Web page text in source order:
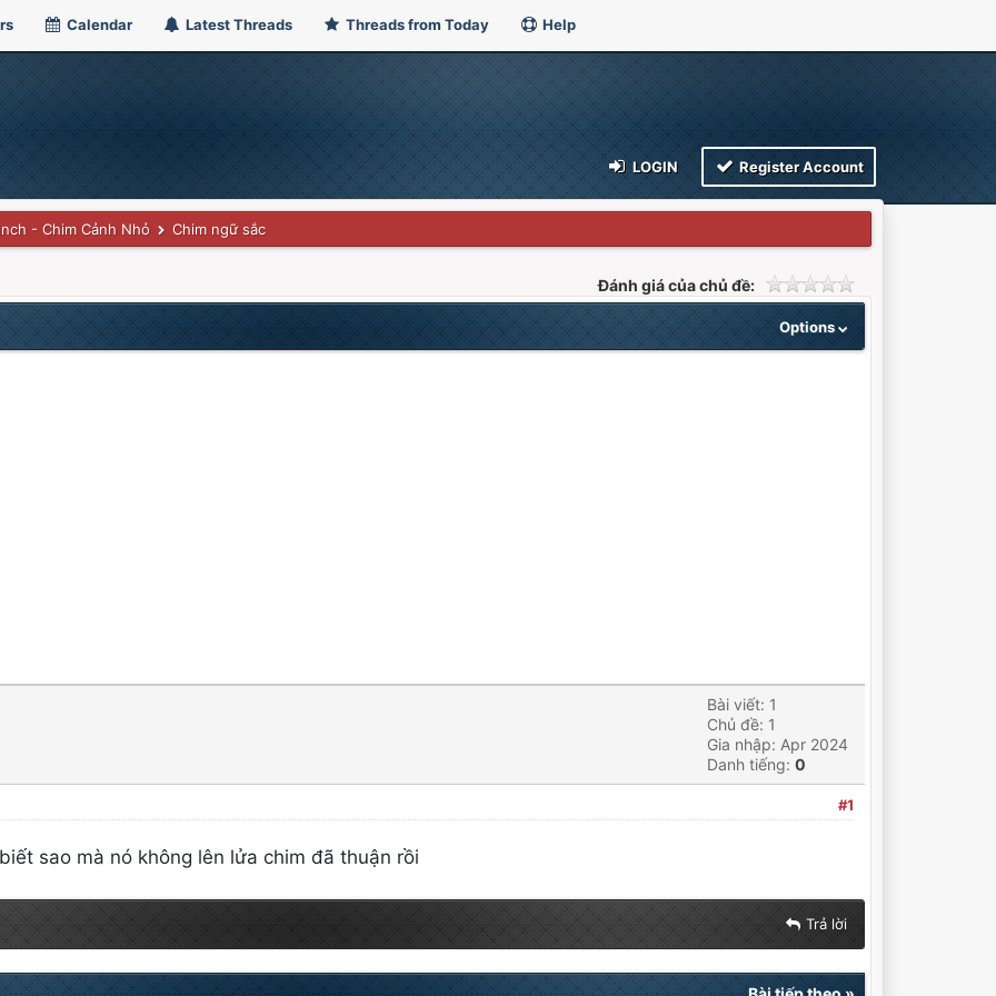
Calendar Latest Threads Threads from Today Help
LOGIN Register Account
- Chim Cảnh Nhỏ Chim ngữ sắc
Đánh giá của chủ đề:
Options
Bài viết: 1
Chủ đề: 1
Gia nhập: Apr 2024
Danh tiếng: 0
#1
sao mà nó không lên lửa chim đã thuận rồi
Trả lời